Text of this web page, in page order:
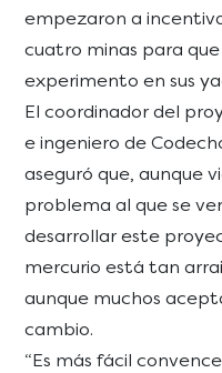
empezaron a
cuatro minas para
experimento en sus
El coordinador del
e ingeniero de
aseguró que, aunque
problema al que se
desarrollar este
mercurio está tan
aunque muchos
cambio.
“Es más fácil